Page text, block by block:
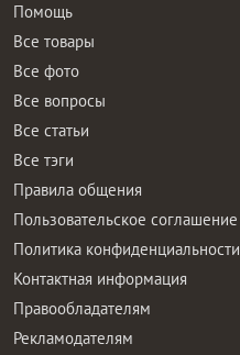
Помощь
Все товары
Все фото
Все вопросы
Все статьи
Все тэги
Правила общения
Пользовательское соглашение
Политика конфиденциальности
Контактная информация
Правообладателям
Рекламодателям